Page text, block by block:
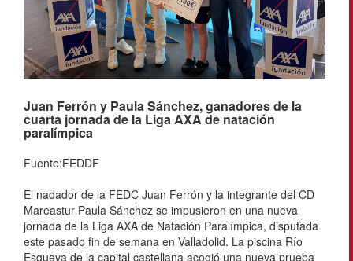
Juan Ferrón y Paula Sánchez, ganadores de la
cuarta jornada de la Liga AXA de natación
paralímpica
Fuente:FEDDF
El nadador de la FEDC Juan Ferrón y la integrante del CD
Mareastur Paula Sánchez se impusieron en una nueva
jornada de la Liga AXA de Natación Paralímpica, disputada
este pasado fin de semana en Valladolid. La piscina Río
Esgueva de la capital castellana acogió una nueva prueba